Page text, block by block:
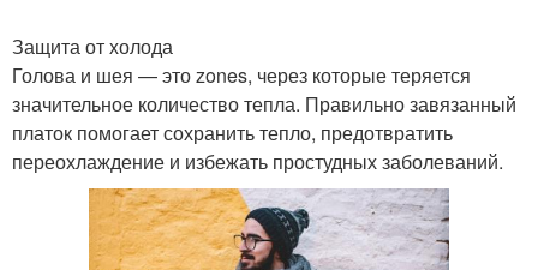
Защита от холода
Голова и шея — это zones, через которые теряется
значительное количество тепла. Правильно завязанный
платок помогает сохранить тепло, предотвратить
переохлаждение и избежать простудных заболеваний.